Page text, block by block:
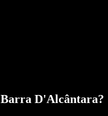
Barra D'Alcântara?